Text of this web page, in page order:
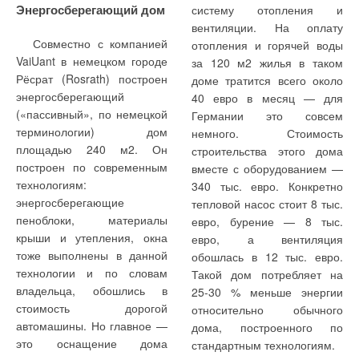
Энергосберегающий дом
Совместно с компанией
VaiUant в немецком городе
Рёсрат (Rosrath) построен
энергосберегающий
(«пассивный», по немецкой
терминологии) дом
площадью 240 м2. Он
построен по современным
технологиям:
энергосберегающие
пеноблоки, материалы
крыши и утепления, окна
тоже выполнены в данной
технологии и по словам
владельца, обошлись в
стоимость дорогой
автомашины. Но главное —
это оснащение дома
систему отопления и
вентиляции. На оплату
отопления и горячей воды
за 120 м2 жилья в таком
доме тратится всего около
40 евро в месяц — для
Германии это совсем
немного. Стоимость
строительства этого дома
вместе с оборудованием —
340 тыс. евро. Конкретно
тепловой насос стоит 8 тыс.
евро, бурение — 8 тыс.
евро, а вентиляция
обошлась в 12 тыс. евро.
Такой дом потребляет на
25-30 % меньше энергии
относительно обычного
дома, построенного по
стандартным технологиям.
Центральный
достаточно дорогостоящее
устройство, со средней
стоимостью за 1000 м3/ч
обрабатываемого воздуха
от $ 300 до $ 800, и
увеличение суммы более
чем в два раза делает
использование БОВов
недоступным для
большинства.
Наиболее массовый и
известный тип
кондиционеров КЦКП
выпускается более 10 лет,
конструкция БОВ
предложена около двух лет
назад потребителям и
расходе 6000 м/ч допустимо
применять блок КЦКП-5.
Точный расчет числа
ламп производится по
формуле N = Н1Пр/(3600
Кф Фбк), где Н — объемная
доза для помещений, 1-я
категория — 385 Дж/м3, 2-я
категория — 256 Дж/м3, 3-я
категория — 167 Дж/м3; Пр
— производительность по
воздуху, м3/ч; Кф —
коэффициент
использования излучения в
элементы при сборке в
месте стыка секций
образуют полость, где
располагается
герметизирующая
прокладка. Профиль
прокладки с учетом ее
упругих свойств и профиль
полости на производстве
подобраны очень точно,
чтобы компенсировать
действующее давление и
обеспечить долгий срок
службы соединения.
Пробное, или
испытательное,
давление —
установленное
требованиями
сравнения радиаторов, но
для выбранной группы
отопительных приборов
(чугунные, алюминиевые,
стальные, биметаллические
секционные, стальные
панельные радиаторы,
конвекторы и др. [3, 4]) его
величина существенно не
различается.
Это связано с тем, что
для каждой группы
отопительных приборов
свойственны особенности,
обусловливающие уровень